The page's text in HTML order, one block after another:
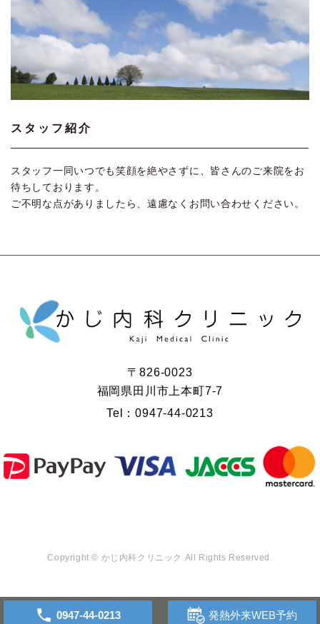
スタッフ紹介
スタッフ一同いつでも笑顔を絶やさずに、皆さんのご来院をお
待ちしております。
ご不明な点がありましたら、遠慮なくお問い合わせください。
0947-44-0213 発熱外来WEB予約
〒826-0023
福岡県田川市上本町7-7
Tel：0947-44-0213
Copyright © かじ内科クリニック All Rights Reserved.